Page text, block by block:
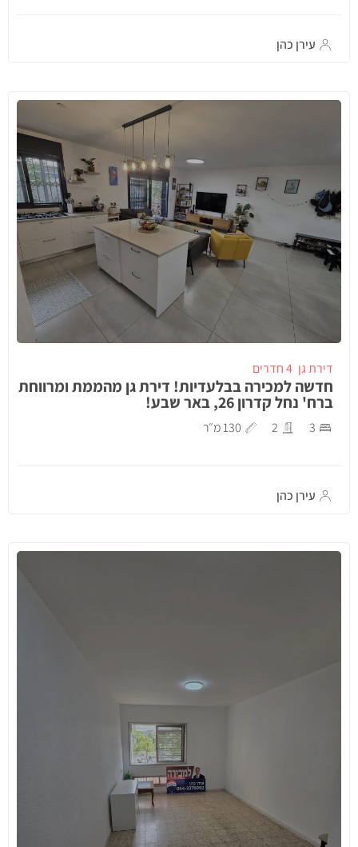
עירן כהן
דירת גן 4 חדרים
חדשה למכירה בבלעדיות! דירת גן מהממת ומרווחת
ברח' נחל קדרון 26, באר שבע!
3
2 130 מ״ר
עירן כהן